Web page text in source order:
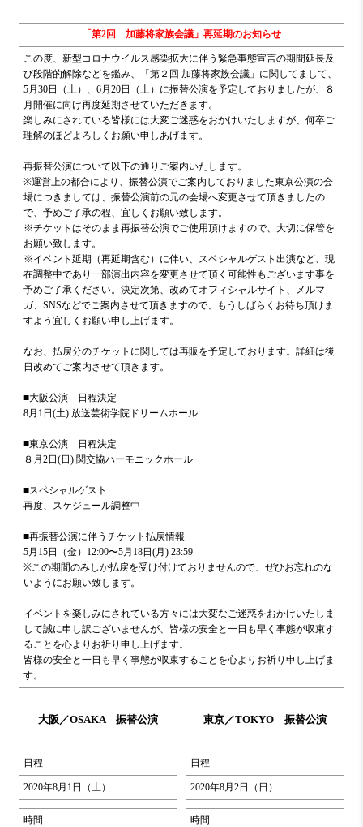
「第2回 加藤将家族会議」再延期のお知らせ
この度、新型コロナウイルス感染拡大に伴う緊急事態宣言の期間延長及
び段階的解除などを鑑み、「第２回 加藤将家族会議」に関してまして、
5月30日（土）、6月20日（土）に振替公演を予定しておりましたが、８
月開催に向け再度延期させていただきます。
楽しみにされている皆様には大変ご迷惑をおかけいたしますが、何卒ご
理解のほどよろしくお願い申しあげます。
再振替公演について以下の通りご案内いたします。
※運営上の都合により、振替公演でご案内しておりました東京公演の会
場につきましては、振替公演前の元の会場へ変更させて頂きましたの
で、予めご了承の程、宜しくお願い致します。
※チケットはそのまま再振替公演でご使用頂けますので、大切に保管を
お願い致します。
※イベント延期（再延期含む）に伴い、スペシャルゲスト出演など、現
在調整中であり一部演出内容を変更させて頂く可能性もございます事を
予めご了承ください。決定次第、改めてオフィシャルサイト、メルマ
ガ、SNSなどでご案内させて頂きますので、もうしばらくお待ち頂けま
すよう宜しくお願い申し上げます。
なお、払戻分のチケットに関しては再販を予定しております。詳細は後
日改めてご案内させて頂きます。
■大阪公演 日程決定
8月1日(土) 放送芸術学院ドリームホール
■東京公演 日程決定
８月2日(日) 関交協ハーモニックホール
■スペシャルゲスト
再度、スケジュール調整中
■再振替公演に伴うチケット払戻情報
5月15日（金）12:00〜5月18日(月) 23:59
※この期間のみしか払戻を受け付けておりませんので、ぜひお忘れのな
いようにお願い致します。
イベントを楽しみにされている方々には大変なご迷惑をおかけいたしま
して誠に申し訳ございませんが、皆様の安全と一日も早く事態が収束す
ることを心よりお祈り申し上げます。
皆様の安全と一日も早く事態が収束することを心よりお祈り申し上げま
す。
大阪／OSAKA 振替公演
日程
2020年8月1日（土）
時間
東京／TOKYO 振替公演
日程
2020年8月2日（日）
時間